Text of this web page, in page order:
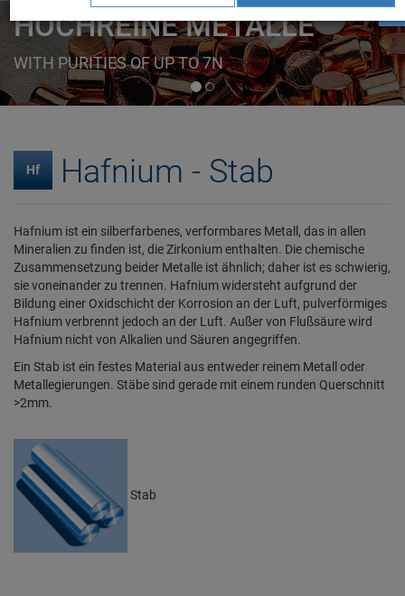
HOCHREINE METALLE
WITH PURITIES OF UP TO 7N
Hf Hafnium - Stab
Hafnium ist ein silberfarbenes, verformbares Metall, das in allen
Mineralien zu finden ist, die Zirkonium enthalten. Die chemische
Zusammensetzung beider Metalle ist ähnlich; daher ist es schwierig,
sie voneinander zu trennen. Hafnium widersteht aufgrund der
Bildung einer Oxidschicht der Korrosion an der Luft, pulverförmiges
Hafnium verbrennt jedoch an der Luft. Außer von Flußsäure wird
Hafnium nicht von Alkalien und Säuren angegriffen.
Ein Stab ist ein festes Material aus entweder reinem Metall oder
Metallegierungen. Stäbe sind gerade mit einem runden Querschnitt
>2mm.
Stab